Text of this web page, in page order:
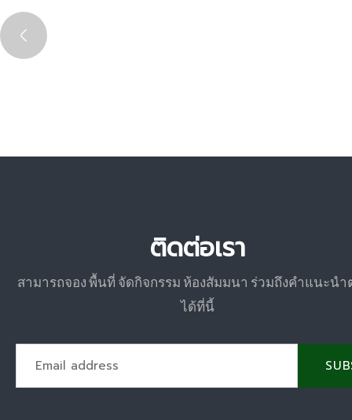
ติดต่อเรา
สามารถจอง พื้นที่ จัดกิจกรรม ห้องสัมมนา ร่วมถึงคำแนะนำ
ได้ที่นี้